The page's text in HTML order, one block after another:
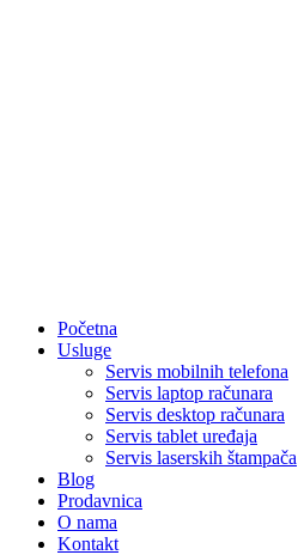
Početna
Usluge
Servis mobilnih telefona
Servis laptop računara
Servis desktop računara
Servis tablet uređaja
Servis laserskih štampača
Blog
Prodavnica
O nama
Kontakt